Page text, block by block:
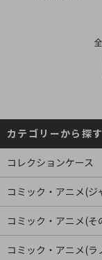
全
カテゴリーから探す
コレクションケース
コミック・アニメ(ジ
コミック・アニメ(そ
コミック・アニメ(ラ